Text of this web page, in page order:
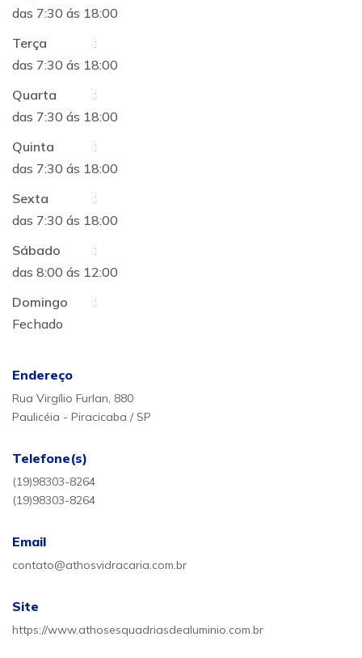
das 7:30 ás 18:00
Terça
:
das 7:30 ás 18:00
Quarta
:
das 7:30 ás 18:00
Quinta
:
das 7:30 ás 18:00
Sexta
:
das 7:30 ás 18:00
Sábado
:
das 8:00 ás 12:00
Domingo
:
Fechado
Endereço
Rua Virgílio Furlan, 880
Paulicéia - Piracicaba / SP
Telefone(s)
(19)98303-8264
(19)98303-8264
Email
contato@athosvidracaria.com.br
Site
https://www.athosesquadriasdealuminio.com.br